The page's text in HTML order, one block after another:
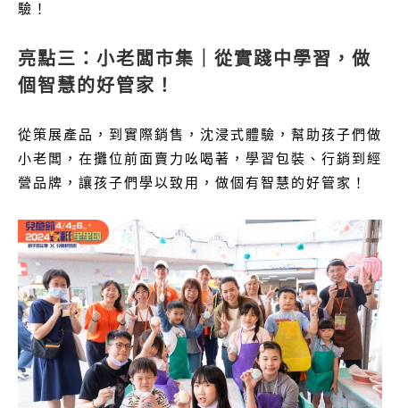
驗！
亮點三：小老闆市集｜從實踐中學習，做
個智慧的好管家！
從策展產品，到實際銷售，沈浸式體驗，幫助孩子們做
小老闆，在攤位前面賣力吆喝著，學習包裝、行銷到經
營品牌，讓孩子們學以致用，做個有智慧的好管家！